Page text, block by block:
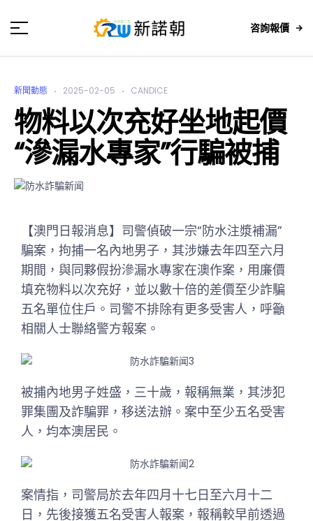
咨詢報價
新聞動態 2025-02-05 CANDICE
物料以次充好坐地起價
“滲漏水專家”行騙被捕
【澳門日報消息】司警偵破一宗“防水注漿補漏”
騙案，拘捕一名內地男子，其涉嫌去年四至六月
期間，與同夥假扮滲漏水專家在澳作案，用廉價
填充物料以次充好，並以數十倍的差價至少詐騙
五名單位住戶。司警不排除有更多受害人，呼籲
相關人士聯絡警方報案。
被捕內地男子姓盛，三十歲，報稱無業，其涉犯
罪集團及詐騙罪，移送法辦。案中至少五名受害
人，均本澳居民。
案情指，司警局於去年四月十七日至六月十二
日，先後接獲五名受害人報案，報稱較早前透過